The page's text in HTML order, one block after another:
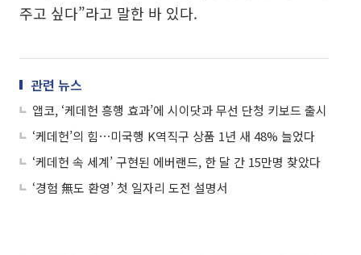
주고 싶다”라고 말한 바 있다.
관련 뉴스
앱코, ‘케데헌 흥행 효과’에 시이닷과 무선 단청 키보드 출시
‘케데헌’의 힘⋯미국행 K역직구 상품 1년 새 48% 늘었다
‘케데헌 속 세계’ 구현된 에버랜드, 한 달 간 15만명 찾았다
‘경험 無도 환영’ 첫 일자리 도전 설명서